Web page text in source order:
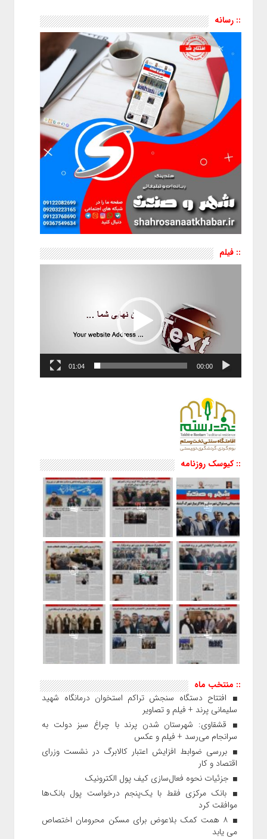
:: رسانه
:: فیلم
نمایشگر
00:00
01:04
:: کیوسک روزنامه
:: منتخب ماه
افتتاح دستگاه سنجش تراکم استخوان درمانگاه شهید
سلیمانی پرند + فیلم و تصاویر
قشقاوی: شهرستان شدن پرند با چراغ سبز دولت به
سرانجام می‌رسد + فیلم و عکس
بررسی ضوابط افزایش اعتبار کالابرگ در نشست وزرای
اقتصاد و کار
جزئیات نحوه فعال‌سازی کیف پول الکترونیک
بانک مرکزی فقط با یک‌‎پنجم درخواست پول بانک‌ها
موافقت کرد
۸ همت کمک بلاعوض برای مسکن محرومان اختصاص
می یابد